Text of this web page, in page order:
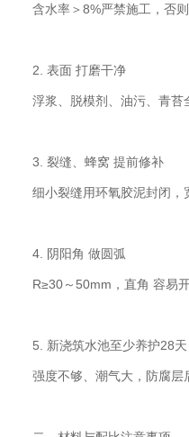
含水率＞8%严禁施工，否则
2. 表面 打磨干净
浮浆、脱模剂、油污、青苔
3. 裂缝、蜂窝 提前修补
细小裂缝用环氧胶泥封闭，
4. 阴阳角 做圆弧
R≥30～50mm，直角 容易开
5. 新浇筑水池至少养护28天
强度不够、潮气大，防腐层